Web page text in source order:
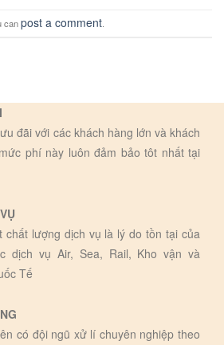
canpost a comment.
đãi với các khách hàng lớn và khách
phí này luôn đảm bảo tôt nhất tại
chất lượng dịch vụ là lý do tồn tại của
dịch vụ Air, Sea, Rail, Kho vận và
Tế
có đội ngũ xử lí chuyên nghiệp theo